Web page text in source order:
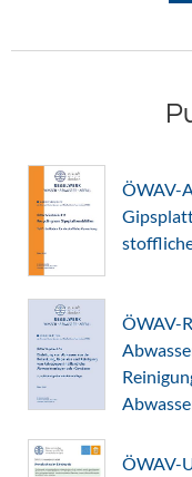
ÖWAV-
ÖWAV-
ÖWAV-